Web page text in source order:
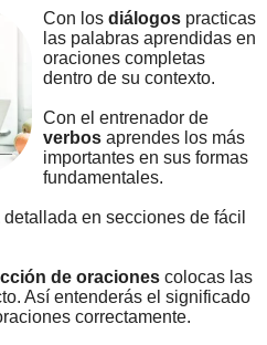
Con los diálogos practicas
las palabras aprendidas en
oraciones completas
dentro de su contexto.
Con el entrenador de
verbos aprendes los más
importantes en sus formas
fundamentales.
detallada en secciones de fácil
de oraciones colocas las
Así entenderás el significado
correctamente.